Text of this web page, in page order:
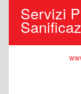
Servizi